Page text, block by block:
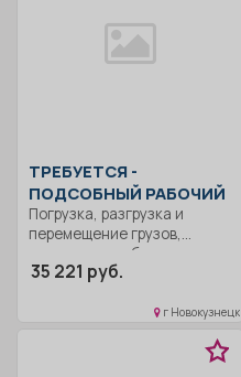
ТРЕБУЕТСЯ -
ПОДСОБНЫЙ РАБОЧИЙ
Погрузка, разгрузка и
перемещение грузов,
материалов, оборудования.
Уборка территории...
35 221 руб.
г Новокузнецк